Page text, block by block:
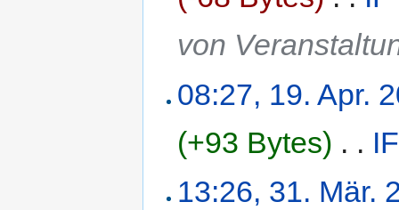
von
08:27, 19. Apr.
(+93 Bytes) . .
13:26, 31. Mär.